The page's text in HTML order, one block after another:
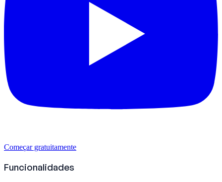
Começar gratuitamente
Funcionalidades